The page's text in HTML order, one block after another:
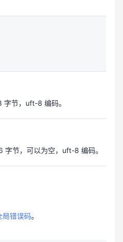
字节，uft-8 编码。
字节，可以为空，uft-8 编码。
错误码。